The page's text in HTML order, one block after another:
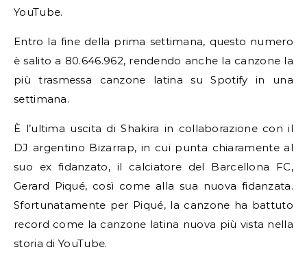
YouTube.
Entro la fine della prima settimana, questo numero
è salito a 80.646.962, rendendo anche la canzone la
più trasmessa canzone latina su Spotify in una
settimana.
È l’ultima uscita di Shakira in collaborazione con il
DJ argentino Bizarrap, in cui punta chiaramente al
suo ex fidanzato, il calciatore del Barcellona FC,
Gerard Piqué, così come alla sua nuova fidanzata.
Sfortunatamente per Piqué, la canzone ha battuto
record come la canzone latina nuova più vista nella
storia di YouTube.